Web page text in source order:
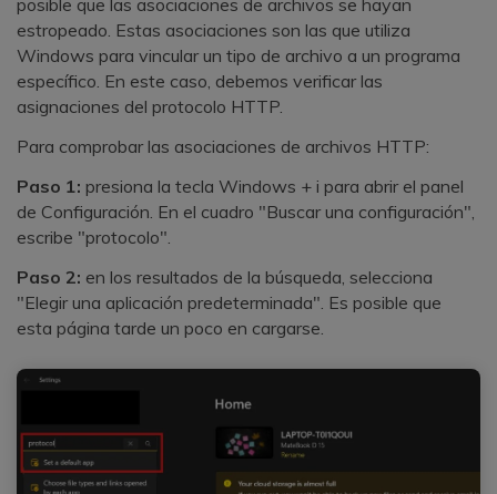
posible que las asociaciones de archivos se hayan
estropeado. Estas asociaciones son las que utiliza
Windows para vincular un tipo de archivo a un programa
específico. En este caso, debemos verificar las
asignaciones del protocolo HTTP.
Para comprobar las asociaciones de archivos HTTP:
Paso 1: presiona la tecla Windows + i para abrir el panel
de Configuración. En el cuadro "Buscar una configuración",
escribe "protocolo".
Paso 2: en los resultados de la búsqueda, selecciona
"Elegir una aplicación predeterminada". Es posible que
esta página tarde un poco en cargarse.